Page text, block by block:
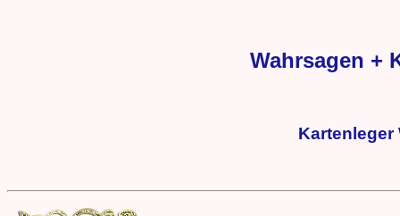
Wahrsagen +
Kartenleger